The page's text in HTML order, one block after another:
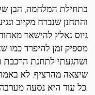
בתחילת המלחמה, הבן
והתחנן שנברח מקייב
גיוס נאלץ להישאר
מספיק זמן להיפרד כמו
ושהגעתי לתחנת
שיצאה מהרציף. לא
כל עוד היא נסעה מערבה ומרחיקה אותי מהמלחמה.